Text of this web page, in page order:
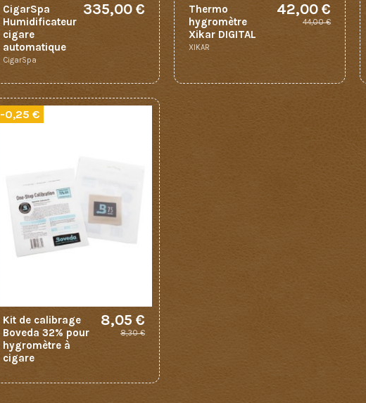
CigarSpa
Humidificateur
cigare
automatique
CigarSpa
335,00 €
Thermo
hygromètre
Xikar DIGITAL
XIKAR
42,00 €
44,00 €
-0,25 €
Kit de calibrage
Boveda 32% pour
hygromètre à
cigare
8,05 €
8,30 €